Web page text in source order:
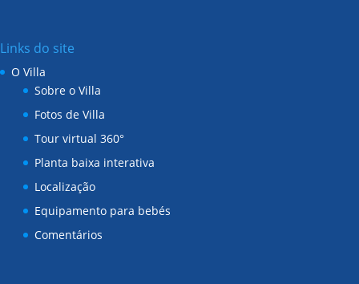
Links do site
O Villa
Sobre o Villa
Fotos de Villa
Tour virtual 360°
Planta baixa interativa
Localização
Equipamento para bebés
Comentários